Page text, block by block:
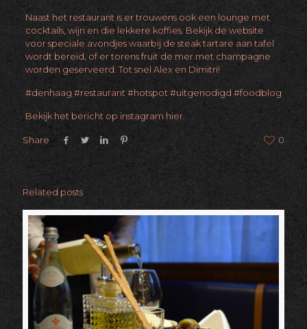
Naast het restaurant is er trouwens ook een lounge met
cocktails, wijn en die lekkere koffies. Bekijk de website
voor speciale avondjes waarbij de steak tartare aan tafel
wordt bereid, of er torens fruit de mer met champagne
worden geserveerd. Tot snel Alex en Dimitri!
#denhaag #restaurant #hotspot #uitgenodigd #foodblog
Bekijk het bericht op instagram hier.
Share 0
Related posts